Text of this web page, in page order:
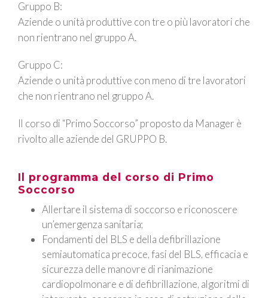
Gruppo B:
Aziende o unità produttive con tre o più lavoratori che
non rientrano nel gruppo A.
Gruppo C:
Aziende o unità produttive con meno di tre lavoratori
che non rientrano nel gruppo A.
Il corso di “Primo Soccorso” proposto da Manager è
rivolto alle aziende del GRUPPO B.
Il programma del corso di Primo
Soccorso
Allertare il sistema di soccorso e riconoscere
un’emergenza sanitaria;
Fondamenti del BLS e della defibrillazione
semiautomatica precoce, fasi del BLS, efficacia e
sicurezza delle manovre di rianimazione
cardiopolmonare e di defibrillazione, algoritmi di